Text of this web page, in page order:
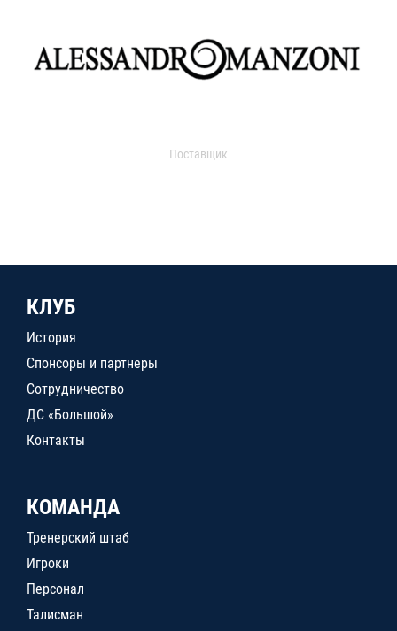
Поставщик
КЛУБ
История
Спонсоры и партнеры
Сотрудничество
ДС «Большой»
Контакты
КОМАНДА
Тренерский штаб
Игроки
Персонал
Талисман